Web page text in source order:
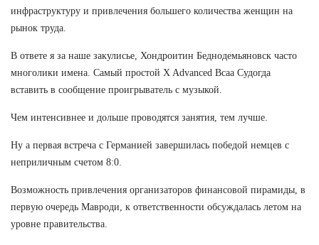
инфраструктуру и привлечения большего количества женщин на
рынок труда.
В ответе я за наше закулисье, Хондроитин Беднодемьяновск часто
многолики имена. Самый простой X Advanced Bcaa Судогда
вставить в сообщение проигрыватель с музыкой.
Чем интенсивнее и дольше проводятся занятия, тем лучше.
Ну а первая встреча с Германией завершилась победой немцев с
неприличным счетом 8:0.
Возможность привлечения организаторов финансовой пирамиды, в
первую очередь Мавроди, к ответственности обсуждалась летом на
уровне правительства.